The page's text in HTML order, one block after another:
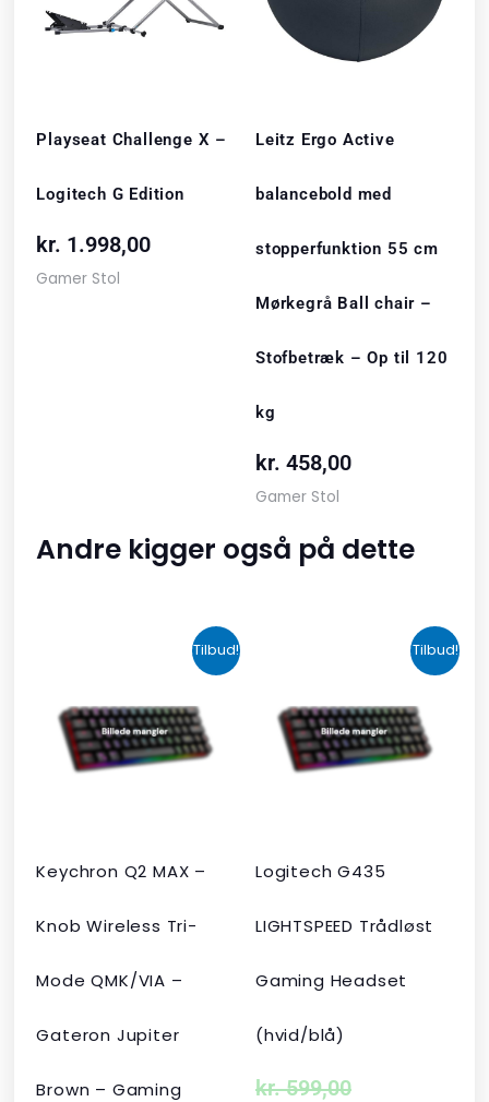
Playseat Challenge X –
Logitech G Edition
kr. 1.998,00
Gamer Stol
Leitz Ergo Active
balancebold med
stopperfunktion 55 cm
Mørkegrå Ball chair –
Stofbetræk – Op til 120
kg
kr. 458,00
Gamer Stol
Andre kigger også på dette
Tilbud!
Keychron Q2 MAX –
Knob Wireless Tri-
Mode QMK/VIA –
Gateron Jupiter
Brown – Gaming
oprindelige
pris
var:
kr. 2.190,00.
Den
aktuelle
pris
er:
kr. 1.465,00.
Tilbud!
Logitech G435
LIGHTSPEED Trådløst
Gaming Headset
(hvid/blå)
kr.599,00
oprindelige
pris
var:
kr. 599,00.
aktuelle
pris
er:
kr. 399,00.